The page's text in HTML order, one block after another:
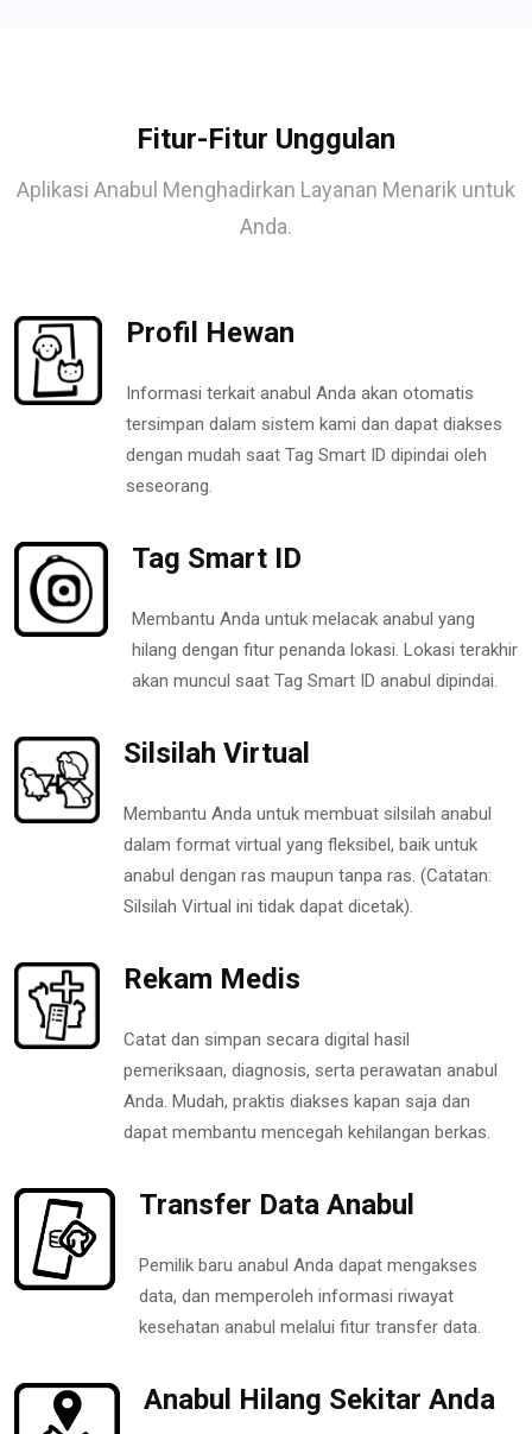
Fitur-Fitur Unggulan
Aplikasi Anabul Menghadirkan Layanan Menarik untuk
Anda.
Profil Hewan
Informasi terkait anabul Anda akan otomatis
tersimpan dalam sistem kami dan dapat diakses
dengan mudah saat Tag Smart ID dipindai oleh
seseorang.
Tag Smart ID
Membantu Anda untuk melacak anabul yang
hilang dengan fitur penanda lokasi. Lokasi terakhir
akan muncul saat Tag Smart ID anabul dipindai.
Silsilah Virtual
Membantu Anda untuk membuat silsilah anabul
dalam format virtual yang fleksibel, baik untuk
anabul dengan ras maupun tanpa ras. (Catatan:
Silsilah Virtual ini tidak dapat dicetak).
Rekam Medis
Catat dan simpan secara digital hasil
pemeriksaan, diagnosis, serta perawatan anabul
Anda. Mudah, praktis diakses kapan saja dan
dapat membantu mencegah kehilangan berkas.
Transfer Data Anabul
Pemilik baru anabul Anda dapat mengakses
data, dan memperoleh informasi riwayat
kesehatan anabul melalui fitur transfer data.
Anabul Hilang Sekitar Anda